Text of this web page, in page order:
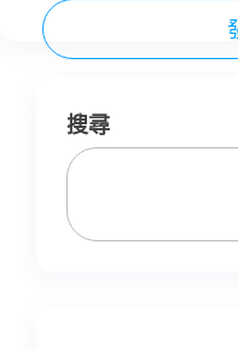
搜尋